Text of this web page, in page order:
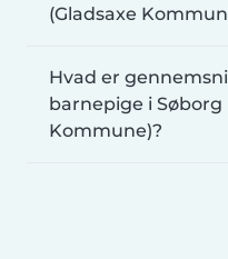
(Gladsaxe
Hvad er
barnepige i Søborg
Kommune)?